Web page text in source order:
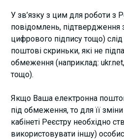
У зв’язку з цим для роботи з
повідомлень, підтвердження
цифрового підпису тощо)
поштові скриньки, які не
обмеження (наприклад:
тощо).
Якщо Ваша електронна
під обмеження, то для її
кабінеті Реєстру необхідно
використовувати іншу)